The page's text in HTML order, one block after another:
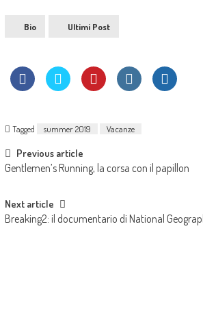
Bio Ultimi Post
Tagged summer 2019 Vacanze
Previous article
Gentlemen’s Running, la corsa con il papillon
Next article
Breaking2: il documentario di National